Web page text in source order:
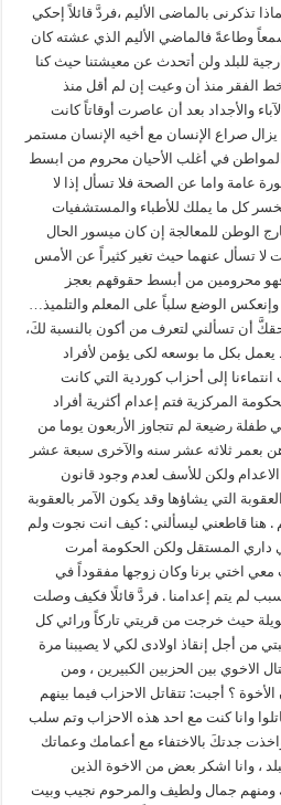
تذكرنى بالماضى الأليم ،فردَّ قائلاً إحكي
وطاعةً فالماضي الأليم الذي عشته كان
للبلد ولن أتحدث عن معيشتنا حيث كنا
الفقر منذ أن وعيت إن لم أقل منذ
والأجداد بعد أن عاصرت أوقاتاً كانت
يزال صراع الإنسان مع أخيه الإنسان مستمر
في أغلب الأحيان محروم من ابسط
عامة واما عن الصحة فلا تسأل إذا لا
كل ما يملك للأطباء والمستشفيات
الوطن للمعالجة إن كان ميسور الحال
لا تسأل عنهما حيث تغير كثيراً عن الأمس
محرومين من أبسط حقوقهم بعجز
وإنعكس الوضع سلباً على المعلم والتلميذ…
أن تسألني لتعرف من أكون بالنسبة لكَ،
بكل ما بوسعه لكى يؤمن لأفراد
إلى أحزاب كوردية التي كانت
المركزية فتم إعدام أكثرية أفراد
رضيعة لم تتجاوز الأربعون يوما من
بعمر ثلاثه عشر سنه والآخرى سبعة عشر
ولكن للأسف لعدم وجود قانون
التي يشاؤها وقد يكون الآمر بالعقوبة
. هنا قاطعني ليسألني : كيف انت نجوت ولم
داري المستقل ولكن الحكومة أمرت
اختي برنا وكان زوجها مفقوداً في
لم يتم إعدامنا . فردَّ قائلًا فكيف وصلت
حيث خرجت من قريتي تاركاً ورائي كل
من أجل إنقاذ اولادى لكي لا يصيبنا مرة
الاخوي بين الحزبين الكبيرين ، ومن
؟ أجبت: تتقاتل الاحزاب فيما بينهم
وانا كنت مع احد هذه الاحزاب وتم سلب
جدتكَ بالاختفاء مع أعمامك وعماتك
، وانا اشكر بعض من الاخوة الذين
ومنهم جمال ولطيف والمرحوم نجيب وبيت